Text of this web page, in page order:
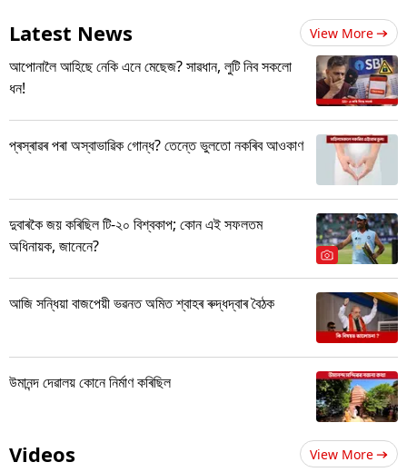
Latest News View More
আপোনালৈ আহিছে নেকি এনে মেছেজ? সাৱধান, লুটি নিব সকলো
ধন!
প্ৰস্ৰাৱৰ পৰা অস্বাভাৱিক গোন্ধ? তেন্তে ভুলতো নকৰিব আওকাণ
দুবাৰকৈ জয় কৰিছিল টি-২০ বিশ্বকাপ; কোন এই সফলতম
অধিনায়ক, জানেনে?
আজি সন্ধিয়া বাজপেয়ী ভৱনত অমিত শ্বাহৰ ৰুদ্ধদ্বাৰ বৈঠক
উমানন্দ দেৱালয় কোনে নিৰ্মাণ কৰিছিল
Videos View More